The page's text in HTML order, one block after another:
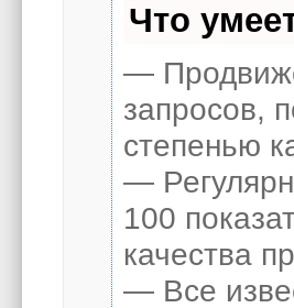
Что
—
запросов,
степенью
—
100
качества
— Все